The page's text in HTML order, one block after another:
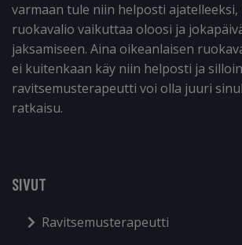
varmaan tule niin helposti
ruokavalio vaikuttaa oloosi ja
jaksamiseen. Aina oikeanlaisen
ei kuitenkaan käy niin helposti ja
ravitsemusterapeutti voi olla juuri
ratkaisu.
SIVUT
Ravitsemusterapeutti